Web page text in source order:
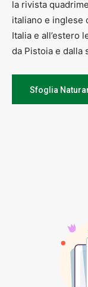
la rivista
italiano e inglese
Italia e all’estero
da Pistoia e dalla
Sfoglia